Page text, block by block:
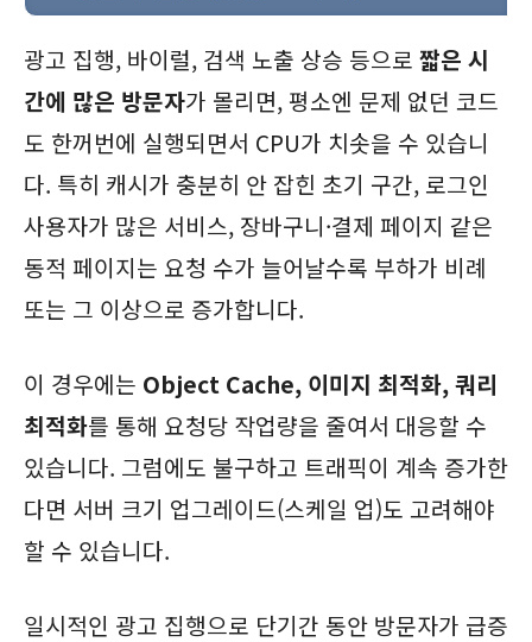
광고 집행, 바이럴, 검색 노출 상승 등으로 짧은 시
간에 많은 방문자가 몰리면, 평소엔 문제 없던 코드
도 한꺼번에 실행되면서 CPU가 치솟을 수 있습니
다. 특히 캐시가 충분히 안 잡힌 초기 구간, 로그인
사용자가 많은 서비스, 장바구니·결제 페이지 같은
동적 페이지는 요청 수가 늘어날수록 부하가 비례
또는 그 이상으로 증가합니다.
이 경우에는 Object Cache, 이미지 최적화, 쿼리
최적화를 통해 요청당 작업량을 줄여서 대응할 수
있습니다. 그럼에도 불구하고 트래픽이 계속 증가한
다면 서버 크기 업그레이드(스케일 업)도 고려해야
할 수 있습니다.
일시적인 광고 집행으로 단기간 동안 방문자가 급증